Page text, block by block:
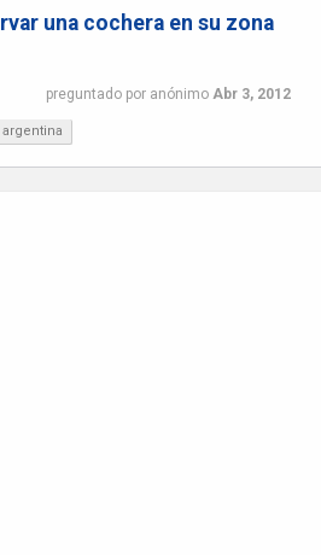
una cochera en su zona
preguntado por anónimo Abr 3, 2012